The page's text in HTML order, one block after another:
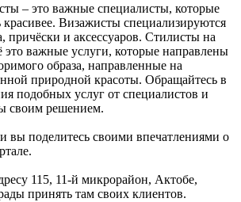
– это важные специалисты, которые
Визажисты специализируются
причёски и аксессуаров. Стилисты на
это важные услуги, которые направлены
образа, направленные на
природной красоты. Обращайтесь в
подобных услуг от специалистов и
своим решением.
вы поделитесь своими впечатлениями о
115, 11-й микрорайон, Актобе,
принять там своих клиентов.